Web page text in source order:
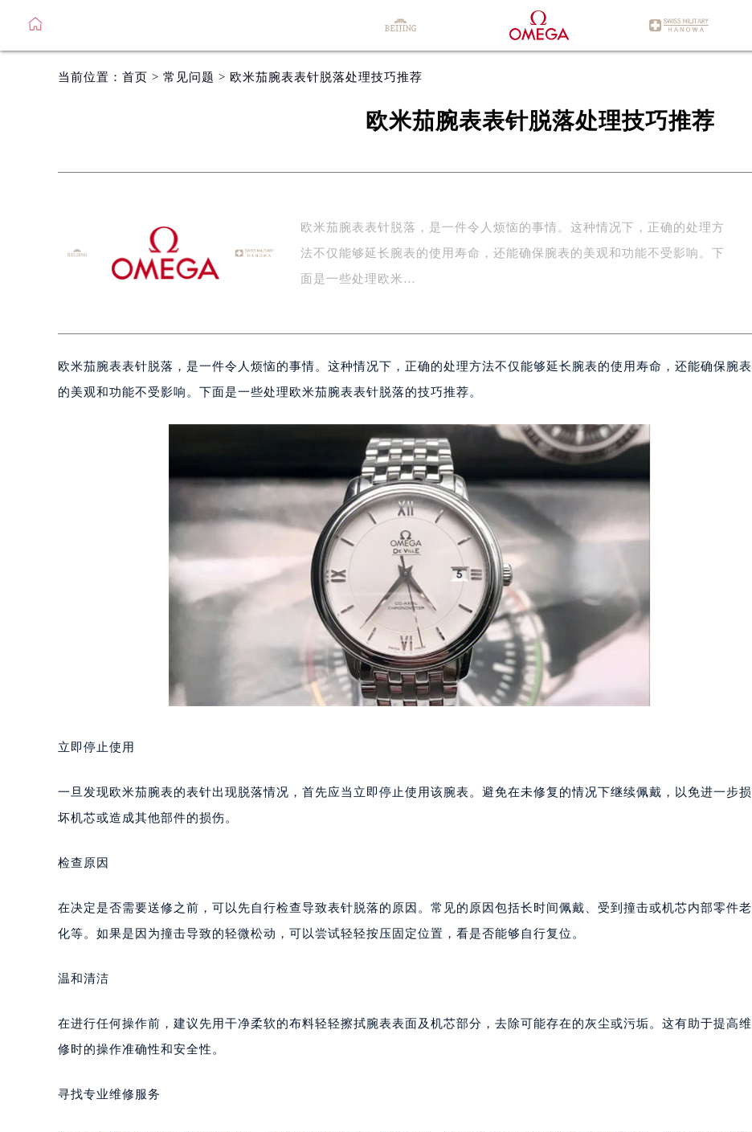
当前位置： 首页 > 常见问题 > 欧米茄腕表表针脱落处理技巧推荐
欧米茄腕表表针脱落处理技巧推荐
欧米茄腕表表针脱落，是一件令人烦恼的事情。这种情况下，正确的处理方
法不仅能够延长腕表的使用寿命，还能确保腕表的美观和功能不受影响。下
面是一些处理欧米…
欧米茄腕表表针脱落，是一件令人烦恼的事情。这种情况下，正确的处理方法不仅能够延长腕表的使用寿命，还能确保腕表
的美观和功能不受影响。下面是一些处理欧米茄腕表表针脱落的技巧推荐。
立即停止使用
一旦发现欧米茄腕表的表针出现脱落情况，首先应当立即停止使用该腕表。避免在未修复的情况下继续佩戴，以免进一步损
坏机芯或造成其他部件的损伤。
检查原因
在决定是否需要送修之前，可以先自行检查导致表针脱落的原因。常见的原因包括长时间佩戴、受到撞击或机芯内部零件老
化等。如果是因为撞击导致的轻微松动，可以尝试轻轻按压固定位置，看是否能够自行复位。
温和清洁
在进行任何操作前，建议先用干净柔软的布料轻轻擦拭腕表表面及机芯部分，去除可能存在的灰尘或污垢。这有助于提高维
修时的操作准确性和安全性。
寻找专业维修服务